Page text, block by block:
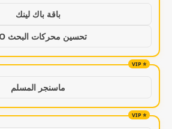
باقة باك لينك
تحسين محركات البحث SEO
ماسنجر المسلم